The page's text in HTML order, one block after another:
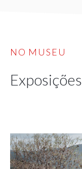
NO MUSEU
Exposições